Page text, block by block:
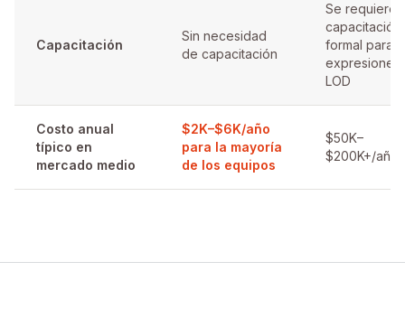
Capacitación
Sin necesidad
de capacitación
Se requiere
capacitación
formal para
expresiones
LOD
Costo anual
típico en
mercado medio
$2K–$6K/año
para la mayoría
de los equipos
$50K–
$200K+/año